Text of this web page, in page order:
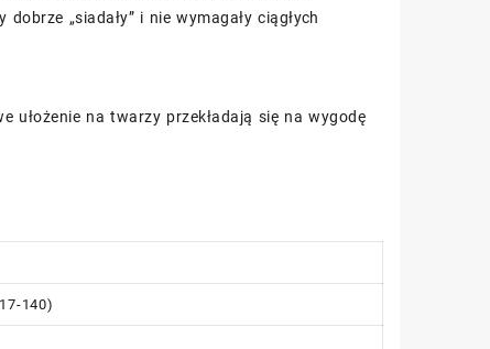
„siadały” i nie wymagały ciągłych
ułożenie na twarzy przekładają się na wygodę
140)